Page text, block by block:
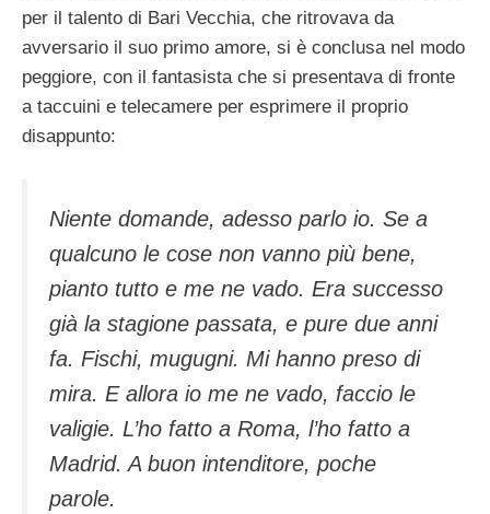
per il talento di Bari Vecchia, che ritrovava da
avversario il suo primo amore, si è conclusa nel modo
peggiore, con il fantasista che si presentava di fronte
a taccuini e telecamere per esprimere il proprio
disappunto:
Niente domande, adesso parlo io. Se a
qualcuno le cose non vanno più bene,
pianto tutto e me ne vado. Era successo
già la stagione passata, e pure due anni
fa. Fischi, mugugni. Mi hanno preso di
mira. E allora io me ne vado, faccio le
valigie. L’ho fatto a Roma, l’ho fatto a
Madrid. A buon intenditore, poche
parole.